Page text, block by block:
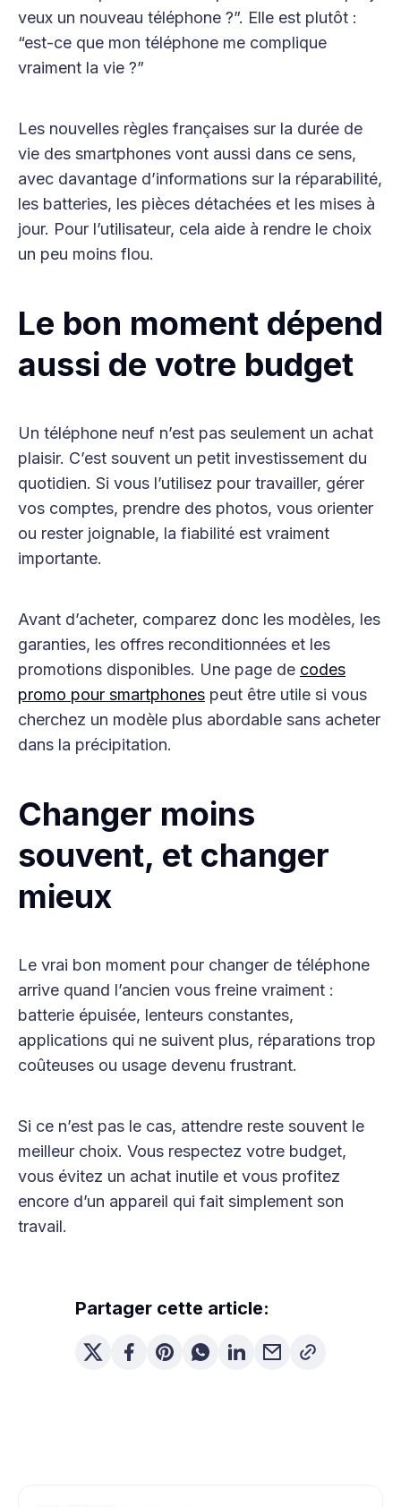
veux un nouveau téléphone ?”. Elle est plutôt :
“est-ce que mon téléphone me complique
vraiment la vie ?”
Les nouvelles règles françaises sur la durée de
vie des smartphones vont aussi dans ce sens,
avec davantage d’informations sur la réparabilité,
les batteries, les pièces détachées et les mises à
jour. Pour l’utilisateur, cela aide à rendre le choix
un peu moins flou.
Le bon moment dépend
aussi de votre budget
Un téléphone neuf n’est pas seulement un achat
plaisir. C’est souvent un petit investissement du
quotidien. Si vous l’utilisez pour travailler, gérer
vos comptes, prendre des photos, vous orienter
ou rester joignable, la fiabilité est vraiment
importante.
Avant d’acheter, comparez donc les modèles, les
garanties, les offres reconditionnées et les
promotions disponibles. Une page de codes
promo pour smartphones peut être utile si vous
cherchez un modèle plus abordable sans acheter
dans la précipitation.
Changer moins
souvent, et changer
mieux
Le vrai bon moment pour changer de téléphone
arrive quand l’ancien vous freine vraiment :
batterie épuisée, lenteurs constantes,
applications qui ne suivent plus, réparations trop
coûteuses ou usage devenu frustrant.
Si ce n’est pas le cas, attendre reste souvent le
meilleur choix. Vous respectez votre budget,
vous évitez un achat inutile et vous profitez
encore d’un appareil qui fait simplement son
travail.
Partager cette article: